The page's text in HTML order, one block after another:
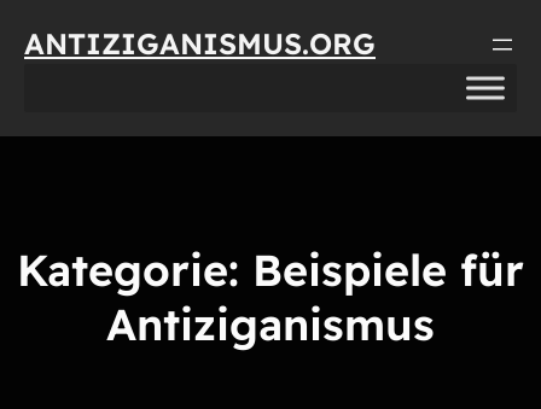
zumANTIZIGANISMUS.ORG
Kategorie: Beispiele für
Antiziganismus